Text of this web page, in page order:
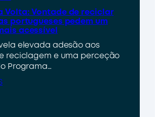
Volta: Vontade de reciclar
portugueses pedem um
acessível
elevada adesão aos
reciclagem e uma perceção
Programa…